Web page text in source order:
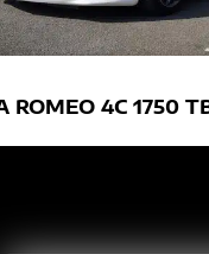
ROMEO 4C 1750